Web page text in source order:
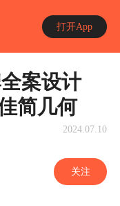
打开App
案设计
简几何
2024.07.10
关注